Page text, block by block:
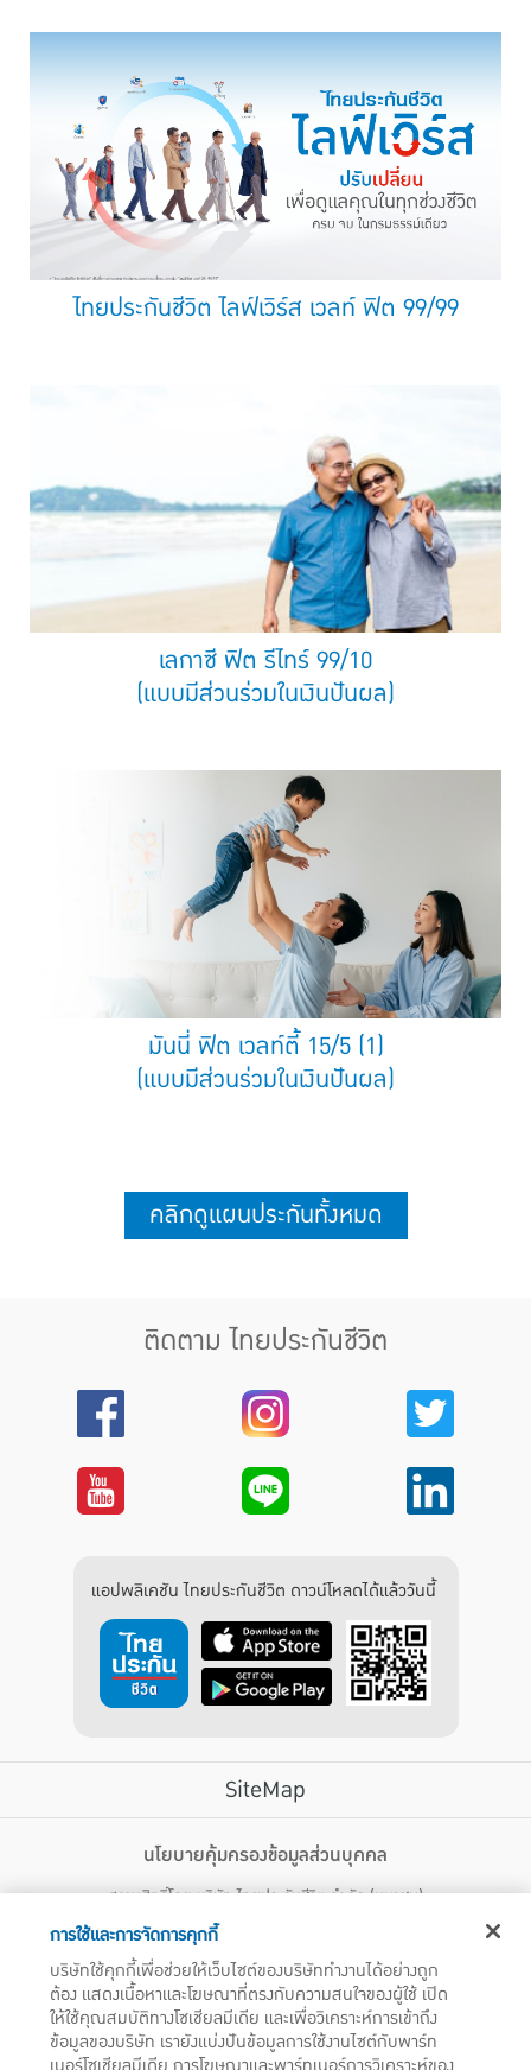
ไทยประกันชีวิต ไลฟ์เวิร์ส เวลท์ ฟิต 99/99
เลกาซี ฟิต รีไทร์ 99/10
(แบบมีส่วนร่วมในเงินปันผล)
มันนี่ ฟิต เวลท์ตี้ 15/5 (1)
(แบบมีส่วนร่วมในเงินปันผล)
คลิกดูแผนประกันทั้งหมด
ติดตาม ไทยประกันชีวิต
แอปพลิเคชัน ไทยประกันชีวิต ดาวน์โหลดได้แล้ววันนี้
SiteMap
ไทยประกันชีวิต HEALTH CARE SOLUTIONS
สิทธิพิเศษ
แอปพลิเคชัน ไทยประกันชีวิต
ไทยประกันชีวิตแคร์เซ็นเตอร์
ไทยประกันชีวิตเมดิแคร์
ไทยประกันชีวิตอีซี่เพย์
นโยบายคุ้มครองข้อมูลส่วนบุคคล
สงวนสิทธิ์โดย บริษัท ไทยประกันชีวิต จำกัด (มหาชน)
123 ถนน รัชดาภิเษก แขวงดินแดง เขตดินแดง กรุงเทพฯ 10400 โทรศัพท์ 02-
บริษัทฯ ขอแจ้งให้ผู้ใช้บริการทราบว่า บรรดาข้อความ ภาพ เสียง เนื้อหา ชื่อ ชื่อทางการค้า ส่วนประกอบใดๆ
ทั้งหมดของเว็บไซต์ รวมถึงเครื่องหมายการค้า เครื่องหมาย บริการ ลิขสิทธิ์ สิทธิบัตร ความรู้ต่างๆ ที่ปรากฏ
บนเว็บไซต์ของบริษัทฯ นี้ เป็นงานอันได้รับความคุ้มครองตามกฎหมายทรัพย์สินทางปัญญาของไทยโดยชอบ
ด้วยกฎหมายของบริษัทฯ แต่เพียงผู้เดียว หากบุคคลใดลอกเลียน ปลอมแปลง ทำซ้ำ ดัดแปลง เผยแพร่ต่อ
การใช้และการจัดการคุกกี้
บริษัทใช้คุกกี้เพื่อช่วยให้เว็บไซต์ของบริษัททำงานได้อย่างถูก
ต้อง แสดงเนื้อหาและโฆษณาที่ตรงกับความสนใจของผู้ใช้ เปิด
ให้ใช้คุณสมบัติทางโซเชียลมีเดีย และเพื่อวิเคราะห์การเข้าถึง
ข้อมูลของบริษัท เรายังแบ่งปันข้อมูลการใช้งานไซต์กับพาร์ท